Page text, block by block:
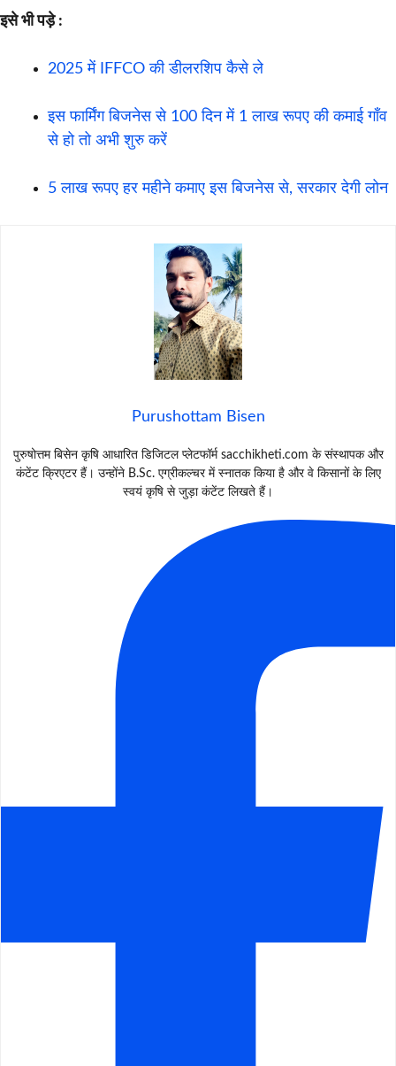
इसे भी पड़े :
2025 में IFFCO की डीलरशिप कैसे ले
इस फार्मिंग बिजनेस से 100 दिन में 1 लाख रूपए की कमाई गाँव
से हो तो अभी शुरु करें
5 लाख रूपए हर महीने कमाए इस बिजनेस से, सरकार देगी लोन
Purushottam Bisen
पुरुषोत्तम बिसेन कृषि आधारित डिजिटल प्लेटफॉर्म sacchikheti.com के संस्थापक और
कंटेंट क्रिएटर हैं। उन्होंने B.Sc. एग्रीकल्चर में स्नातक किया है और वे किसानों के लिए
स्वयं कृषि से जुड़ा कंटेंट लिखते हैं।